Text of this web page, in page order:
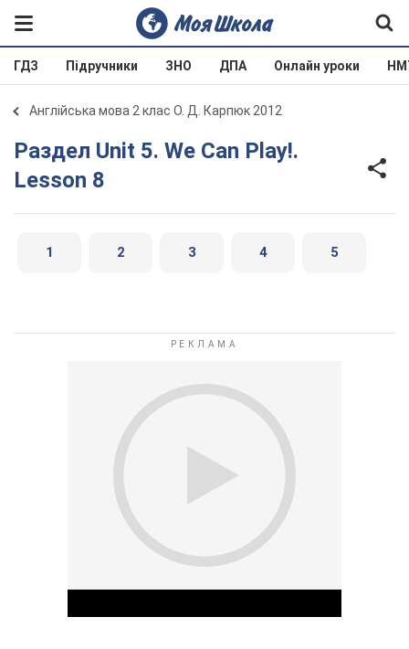
ГДЗ Підручники ЗНО ДПА Онлайн уроки
Англійська мова 2 клас О. Д. Карпюк 2012
Раздел Unit 5. We Can Play!.
Lesson 8
1 2 3 4 5